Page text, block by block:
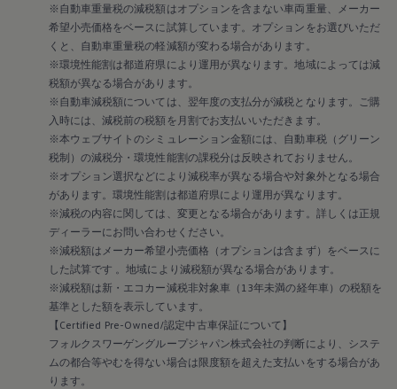
※自動車重量税の減税額はオプションを含まない車両重量、メーカー
希望小売価格をベースに試算しています。オプションをお選びいただ
くと、自動車重量税の軽減額が変わる場合があります。
※環境性能割は都道府県により運用が異なります。地域によっては減
税額が異なる場合があります。
※自動車減税額については、翌年度の支払分が減税となります。ご購
入時には、減税前の税額を月割でお支払いいただきます。
※本ウェブサイトのシミュレーション金額には、自動車税（グリーン
税制）の減税分・環境性能割の課税分は反映されておりません。
※オプション選択などにより減税率が異なる場合や対象外となる場合
があります。環境性能割は都道府県により運用が異なります。
※減税の内容に関しては、変更となる場合があります。詳しくは正規
ディーラーにお問い合わせください。
※減税額はメーカー希望小売価格（オプションは含まず）をベースに
した試算です 。地域により減税額が異なる場合があります。
※減税額は新・エコカー減税非対象車（13年未満の経年車）の税額を
基準とした額を表示しています。
【Certified Pre-Owned/認定中古車保証について】
フォルクスワーゲングループジャパン株式会社の判断により、システ
ムの都合等やむを得ない場合は限度額を超えた支払いをする場合があ
ります。